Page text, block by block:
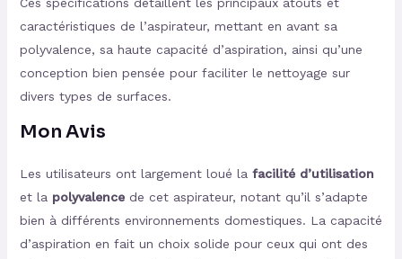
Ces spécifications détaillent les principaux atouts et
caractéristiques de l’aspirateur, mettant en avant sa
polyvalence, sa haute capacité d’aspiration, ainsi qu’une
conception bien pensée pour faciliter le nettoyage sur
divers types de surfaces.
Mon Avis
Les utilisateurs ont largement loué la facilité d’utilisation
et la polyvalencede cet aspirateur, notant qu’il s’adapte
bien à différents environnements domestiques. La capacité
d’aspiration en fait un choix solide pour ceux qui ont des